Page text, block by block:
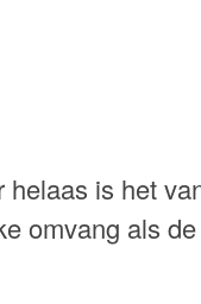
is het
omvang als